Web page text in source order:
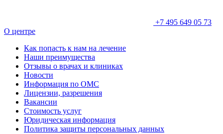
+7 495 649 05 73
О центре
Как попасть к нам на лечение
Наши преимущества
Отзывы о врачах и клиниках
Новости
Информация по ОМС
Лицензии, разрешения
Вакансии
Стоимость услуг
Юридическая информация
Политика защиты персональных данных